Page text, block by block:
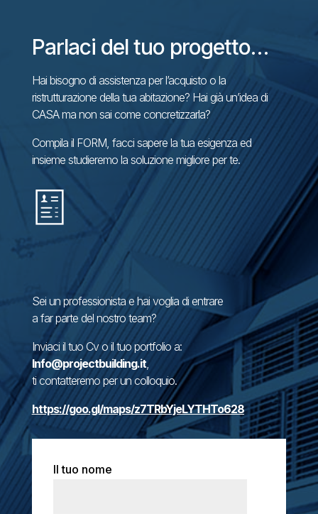
Parlaci del tuo progetto…
Hai bisogno di assistenza per l’acquisto o la
ristrutturazione della tua abitazione? Hai già un’idea di
CASA ma non sai come concretizzarla?
Compila il FORM, facci sapere la tua esigenza ed
insieme studieremo la soluzione migliore per te.
Sei un professionista e hai voglia di entrare
a far parte del nostro team?
Inviaci il tuo Cv o il tuo portfolio a:
Info@projectbuilding.it,
ti contatteremo per un colloquio.
https://goo.gl/maps/z7TRbYjeLYTHTo628
Il tuo nome